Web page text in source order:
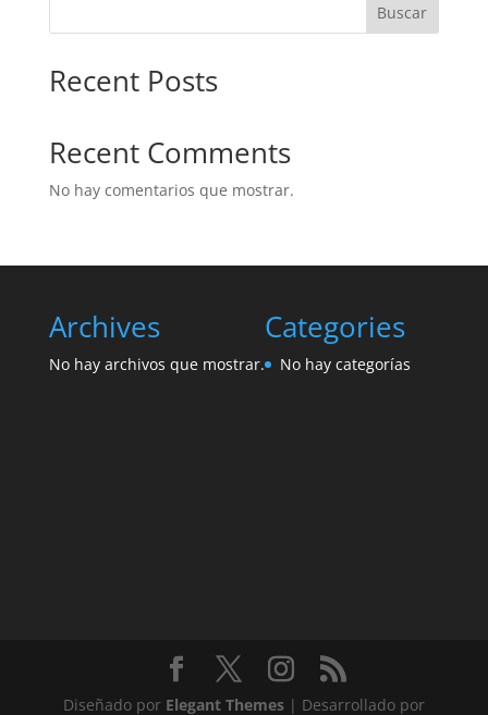
Buscar
Recent Posts
Recent Comments
No hay comentarios que mostrar.
Archives
No hay archivos que mostrar.
Categories
No hay categorías
Diseñado por Elegant Themes| Desarrollado por